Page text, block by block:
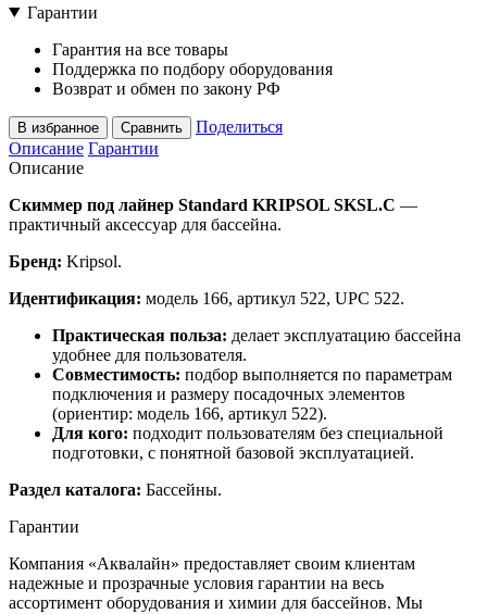
Гарантии
Гарантия на все товары
Поддержка по подбору оборудования
Возврат и обмен по закону РФ
В избранное Сравнить
Поделиться
Описание Гарантии
Описание
Скиммер под лайнер Standard KRIPSOL SKSL.C —
практичный аксессуар для бассейна.
Бренд: Kripsol.
Идентификация: модель 166, артикул 522, UPC 522.
Практическая польза: делает эксплуатацию бассейна
удобнее для пользователя.
Совместимость: подбор выполняется по параметрам
подключения и размеру посадочных элементов
(ориентир: модель 166, артикул 522).
Для кого: подходит пользователям без специальной
подготовки, с понятной базовой эксплуатацией.
Раздел каталога: Бассейны.
Гарантии
Компания «Аквалайн» предоставляет своим клиентам
надежные и прозрачные условия гарантии на весь
ассортимент оборудования и химии для бассейнов. Мы